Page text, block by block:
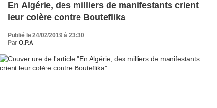
En Algérie, des milliers de manifestants crient
leur colère contre Bouteflika
Publié le 24/02/2019 à 23:30
Par O.P.A